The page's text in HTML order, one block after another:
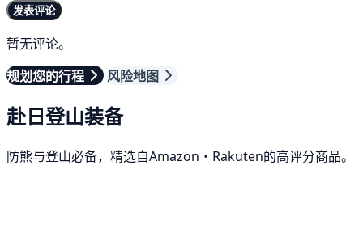
发表评论
暂无评论。
规划您的行程
风险地图
赴日登山装备
防熊与登山必备，精选自Amazon・Rakuten的高评分商品。